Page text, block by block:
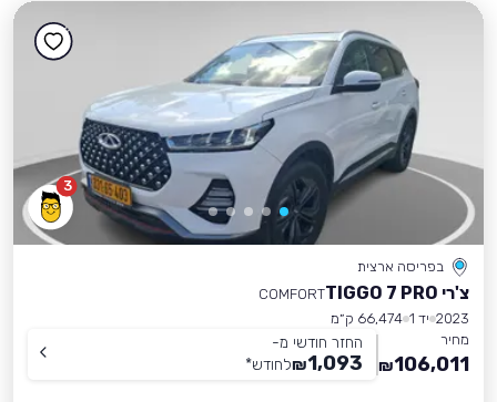
3
בפריסה ארצית
צ'רי TIGGO 7 PRO
COMFORT
2023 יד 1
66,474 ק״מ
מחיר
106,011
₪
החזר חודשי מ-
1,093
₪לחודש*